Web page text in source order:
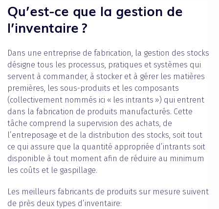
Qu’est-ce que la gestion de
l’inventaire ?
Dans une entreprise de fabrication, la gestion des stocks
désigne tous les processus, pratiques et systèmes qui
servent à commander, à stocker et à gérer les matières
premières, les sous-produits et les composants
(collectivement nommés ici « les intrants ») qui entrent
dans la fabrication de produits manufacturés. Cette
tâche comprend la supervision des achats, de
l’entreposage et de la distribution des stocks, soit tout
ce qui assure que la quantité appropriée d’intrants soit
disponible à tout moment afin de réduire au minimum
les coûts et le gaspillage.
Les meilleurs fabricants de produits sur mesure suivent
de près deux types d’inventaire: